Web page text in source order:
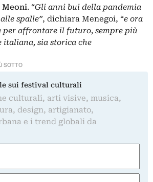
Meoni. “Gli anni bui della pandemia
spalle”, dichiara Menegoi, “e ora
per affrontare il futuro, sempre più
italiana, sia storica che
SOTTO
sui festival culturali
culturali, arti visive, musica,
design, artigianato,
e i trend globali da